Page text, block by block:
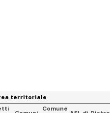
territoriale
Comune